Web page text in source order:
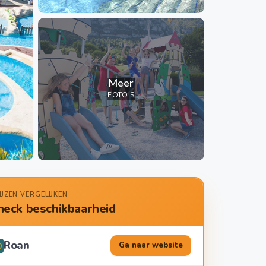
Meer
FOTO'S
VERGELIJKEN
beschikbaarheid
Roan Ga naar website